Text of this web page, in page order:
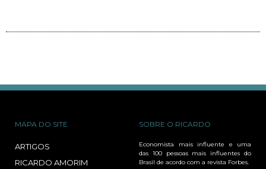
MAPA DO SITE
ARTIGOS
RICARDO AMORIM
SOBRE O RICARDO
Economista mais influente e uma
das 100 pessoas mais influentes do
Brasil de acordo com a revista Forbes.